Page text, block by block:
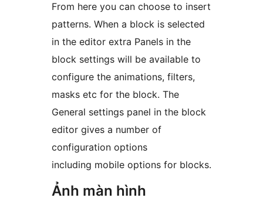
From here you can choose to insert
patterns. When a block is selected
in the editor extra Panels in the
block settings will be available to
configure the animations, filters,
masks etc for the block. The
General settings panel in the block
editor gives a number of
configuration options
including mobile options for blocks.
Ảnh màn hình